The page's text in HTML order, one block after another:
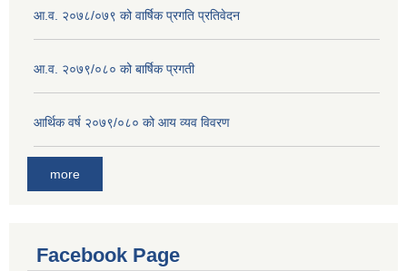
आ.व. २०७८/०७९ को वार्षिक प्रगति प्रतिवेदन
आ.व. २०७९/०८० को बार्षिक प्रगती
आर्थिक वर्ष २०७९/०८० को आय व्यव विवरण
more
Facebook Page